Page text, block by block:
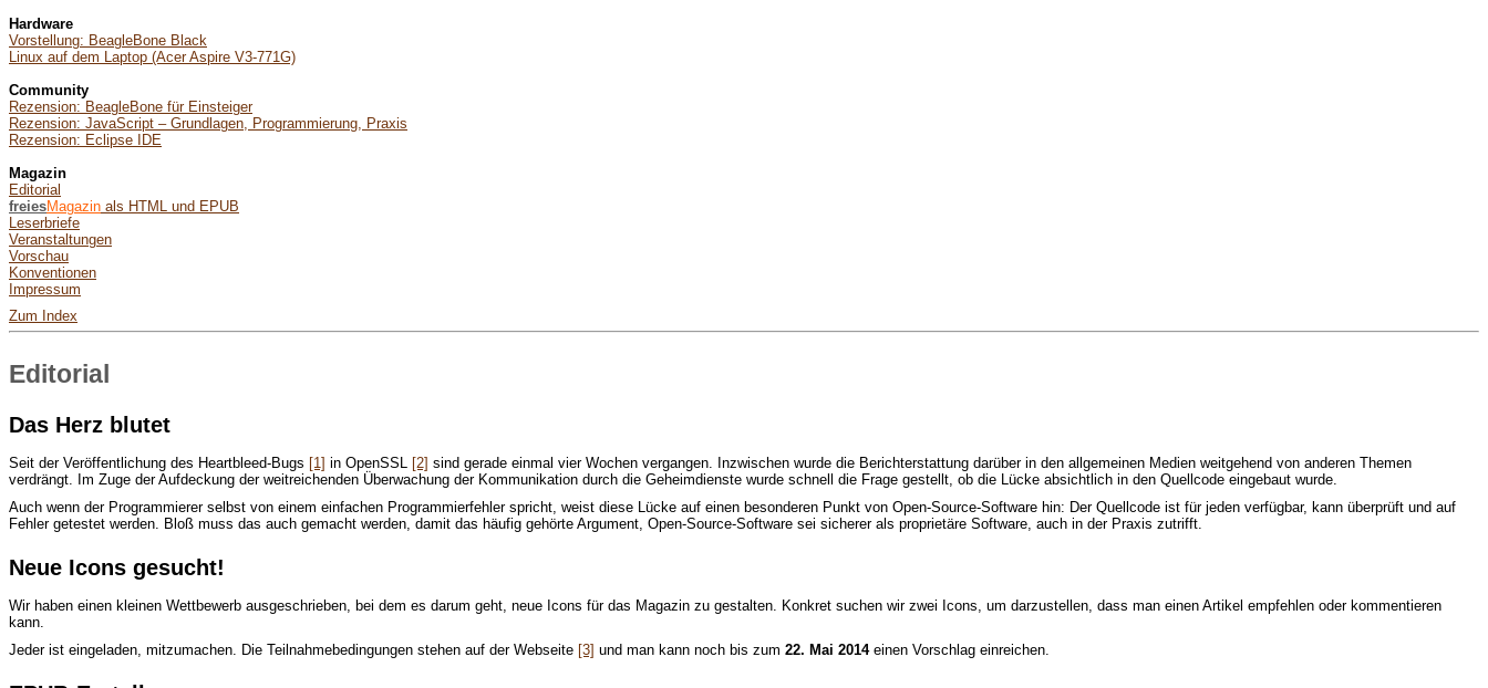
Hardware
Vorstellung: BeagleBone Black
Linux auf dem Laptop (Acer Aspire V3-771G)
Community
Rezension: BeagleBone für Einsteiger
Rezension: JavaScript – Grundlagen, Programmierung, Praxis
Rezension: Eclipse IDE
Magazin
Editorial
freiesMagazin als HTML und EPUB
Leserbriefe
Veranstaltungen
Vorschau
Konventionen
Impressum
Zum Index
Editorial
Das Herz blutet
Seit der Veröffentlichung des Heartbleed-Bugs [1] in OpenSSL [2] sind gerade einmal vier Wochen vergangen. Inzwischen wurde die Berichterstattung darüber in den allgemeinen Medien weitgehend von anderen Themen
verdrängt. Im Zuge der Aufdeckung der weitreichenden Überwachung der Kommunikation durch die Geheimdienste wurde schnell die Frage gestellt, ob die Lücke absichtlich in den Quellcode eingebaut wurde.
Auch wenn der Programmierer selbst von einem einfachen Programmierfehler spricht, weist diese Lücke auf einen besonderen Punkt von Open-Source-Software hin: Der Quellcode ist für jeden verfügbar, kann überprüft und auf
Fehler getestet werden. Bloß muss das auch gemacht werden, damit das häufig gehörte Argument, Open-Source-Software sei sicherer als proprietäre Software, auch in der Praxis zutrifft.
Neue Icons gesucht!
Wir haben einen kleinen Wettbewerb ausgeschrieben, bei dem es darum geht, neue Icons für das Magazin zu gestalten. Konkret suchen wir zwei Icons, um darzustellen, dass man einen Artikel empfehlen oder kommentieren
kann.
Jeder ist eingeladen, mitzumachen. Die Teilnahmebedingungen stehen auf der Webseite [3] und man kann noch bis zum 22. Mai 2014einen Vorschlag einreichen.